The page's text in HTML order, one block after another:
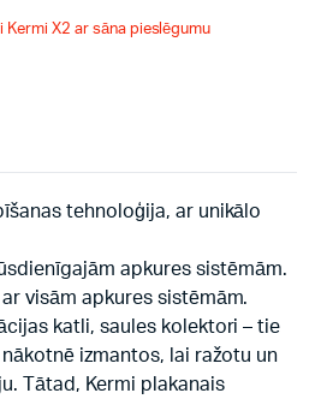
Kermi X2 ar sāna pieslēgumu
tehnoloģija, ar unikālo
apkures sistēmām.
visām apkures sistēmām.
katli, saules kolektori – tie
izmantos, lai ražotu un
Tātad, Kermi plakanais